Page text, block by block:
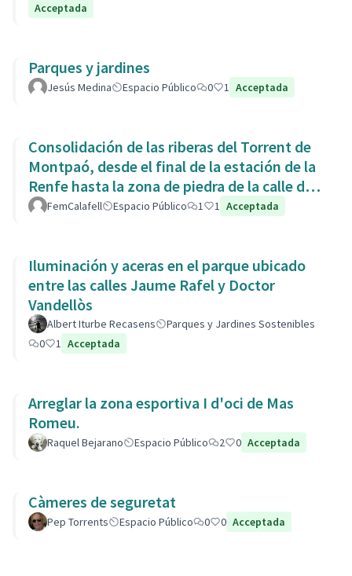
Acceptada
Parques y jardines
Jesús Medina Espacio Público 0 1 Acceptada
Consolidación de las riberas del Torrent de
Montpaó, desde el final de la estación de la
Renfe hasta la zona de piedra de la calle de
L’Estany.
FemCalafell Espacio Público 1 1 Acceptada
Iluminación y aceras en el parque ubicado
entre las calles Jaume Rafel y Doctor
Vandellòs
Albert Iturbe Recasens
Parques y Jardines Sostenibles
0
1 Acceptada
Arreglar la zona esportiva I d'oci de Mas
Romeu.
Raquel Bejarano Espacio Público 2 0 Acceptada
Càmeres de seguretat
Pep Torrents Espacio Público 0 0 Acceptada